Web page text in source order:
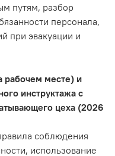
путям, разбор
персонала,
при эвакуации и
рабочем месте) и
инструктажа с
цеха (2026
соблюдения
использование